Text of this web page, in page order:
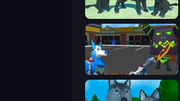
Panther Family Simulator 3D
Robot Dog City Simulator